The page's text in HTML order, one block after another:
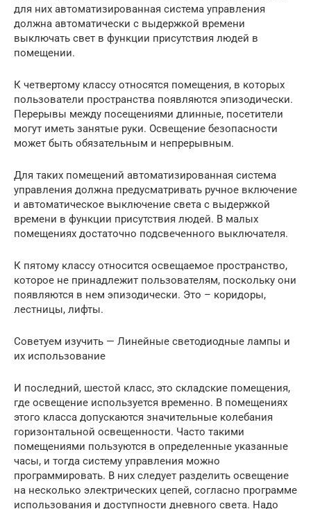
для них автоматизированная система управления
должна автоматически с выдержкой времени
выключать свет в функции присутствия людей в
помещении.
К четвертому классу относятся помещения, в которых
пользователи пространства появляются эпизодически.
Перерывы между посещениями длинные, посетители
могут иметь занятые руки. Освещение безопасности
может быть обязательным и непрерывным.
Для таких помещений автоматизированная система
управления должна предусматривать ручное включение
и автоматическое выключение света с выдержкой
времени в функции присутствия людей. В малых
помещениях достаточно подсвеченного выключателя.
К пятому классу относится освещаемое пространство,
которое не принадлежит пользователям, поскольку они
появляются в нем эпизодически. Это – коридоры,
лестницы, лифты.
Советуем изучить — Линейные светодиодные лампы и
их использование
И последний, шестой класс, это складские помещения,
где освещение используется временно. В помещениях
этого класса допускаются значительные колебания
горизонтальной освещенности. Часто такими
помещениями пользуются в определенные указанные
часы, и тогда систему управления можно
программировать. В них следует разделить освещение
на несколько электрических цепей, согласно программе
использования и доступности дневного света. Надо